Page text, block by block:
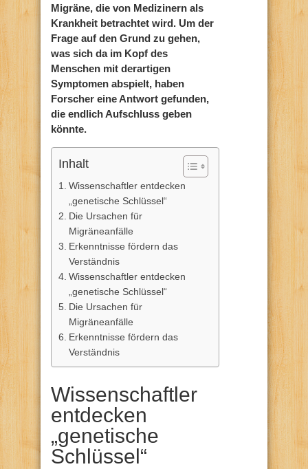
Migräne, die von Medizinern als
Krankheit betrachtet wird. Um der
Frage auf den Grund zu gehen,
was sich da im Kopf des
Menschen mit derartigen
Symptomen abspielt, haben
Forscher eine Antwort gefunden,
die endlich Aufschluss geben
könnte.
Inhalt
Wissenschaftler entdecken
„genetische Schlüssel“
Die Ursachen für
Migräneanfälle
Erkenntnisse fördern das
Verständnis
Wissenschaftler entdecken
„genetische Schlüssel“
Die Ursachen für
Migräneanfälle
Erkenntnisse fördern das
Verständnis
Wissenschaftler
entdecken
„genetische
Schlüssel“